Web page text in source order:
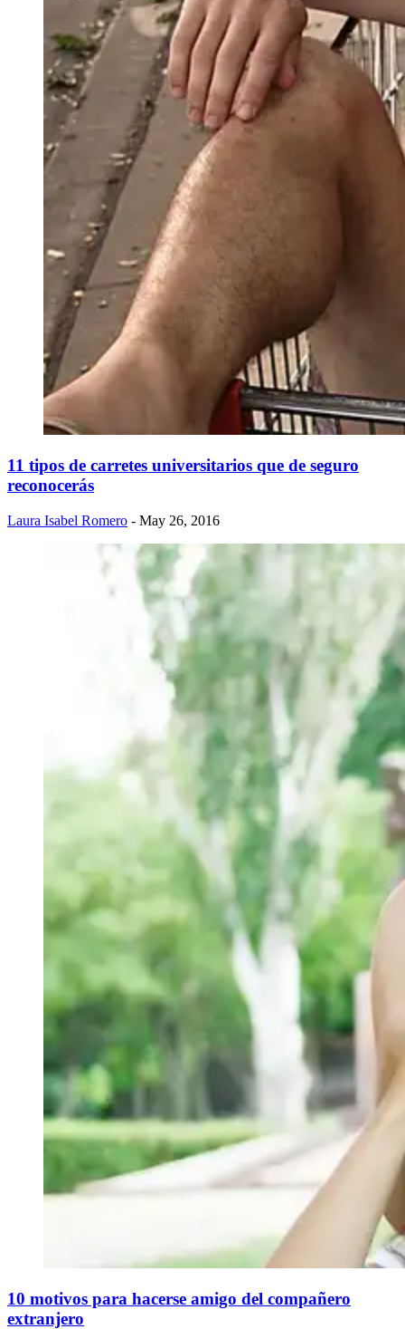
11 tipos de carretes universitarios que de seguro
reconocerás
Laura Isabel Romero - May 26, 2016
10 motivos para hacerse amigo del compañero
extranjero